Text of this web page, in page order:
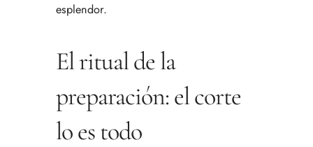
esplendor.
El ritual de la
preparación: el corte
lo es todo